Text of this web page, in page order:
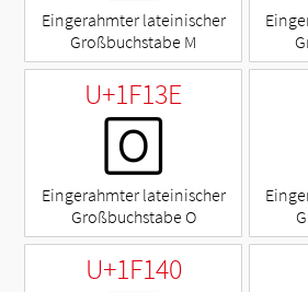
Eingerahmter lateinischer
Großbuchstabe M
U+1F13E
🄾
Eingerahmter lateinischer
Großbuchstabe O
U+1F140